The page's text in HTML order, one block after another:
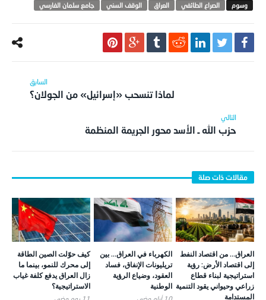
الصراع الطائفي العراق الوقف السني جامع سلمان الفارسي
لماذا تنسحب «إسرائيل» من الجولان؟
حزب الله ـ الأسد محور الجريمة المنظمة
العراق… من اقتصاد النفط
إلى اقتصاد الأرض: رؤية
استراتيجية لبناء قطاع
زراعي وحيواني يقود التنمية
المستدامة
الكهرباء في العراق… بين
تريليونات الإنفاق، فساد
العقود، وضياع الرؤية
الوطنية
كيف حوّلت الصين الطاقة
إلى محرك للنمو، بينما ما
زال العراق يدفع كلفة غياب
الاستراتيجية؟